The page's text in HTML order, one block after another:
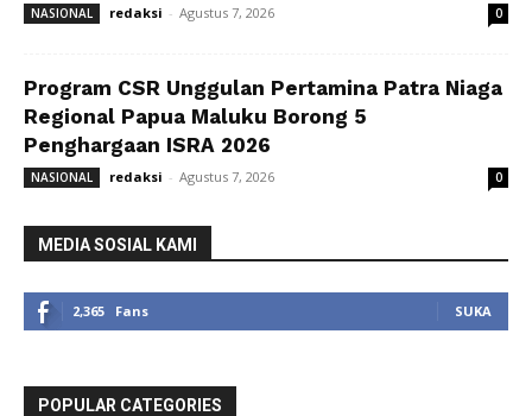
NASIONAL redaksi - Agustus 7, 2026 0
Program CSR Unggulan Pertamina Patra Niaga
Regional Papua Maluku Borong 5
Penghargaan ISRA 2026
NASIONAL redaksi - Agustus 7, 2026 0
MEDIA SOSIAL KAMI
2,365 Fans SUKA
POPULAR CATEGORIES